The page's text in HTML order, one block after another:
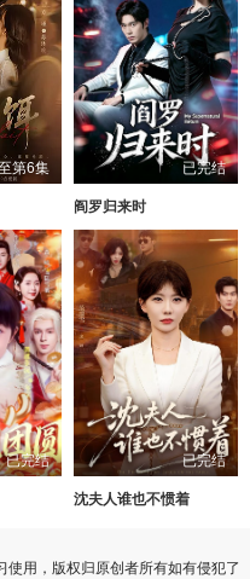
第6集 已完结
阎罗归来时
已完结 已完结
沈夫人谁也不惯着
用，版权归原创者所有如有侵犯了